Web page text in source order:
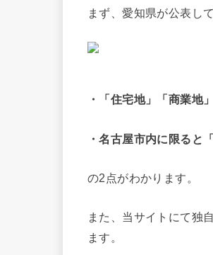
まず、愛知県が公表し
愛
・「住宅地」「商業地
・名古屋市内に限ると
の2点がわかります。
また、当サイトにて独
ます。